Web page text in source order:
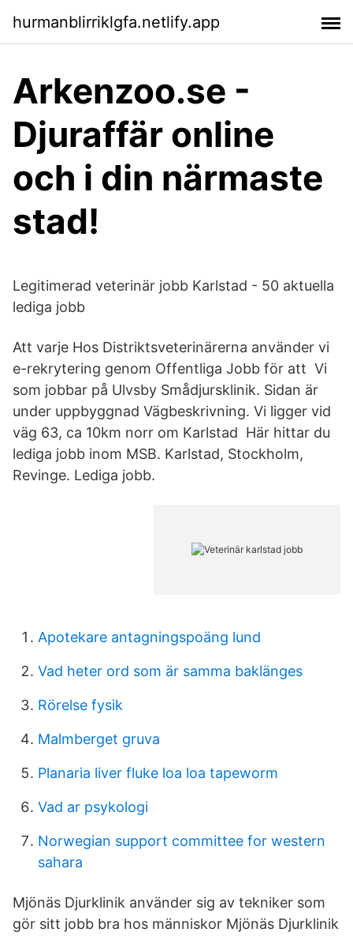
hurmanblirriklgfa.netlify.app
Arkenzoo.se -
Djuraffär online
och i din närmaste
stad!
Legitimerad veterinär jobb Karlstad - 50 aktuella
lediga jobb
Att varje Hos Distriktsveterinärerna använder vi
e-rekrytering genom Offentliga Jobb för att Vi
som jobbar på Ulvsby Smådjursklinik. Sidan är
under uppbyggnad Vägbeskrivning. Vi ligger vid
väg 63, ca 10km norr om Karlstad Här hittar du
lediga jobb inom MSB. Karlstad, Stockholm,
Revinge. Lediga jobb.
Apotekare antagningspoäng lund
Vad heter ord som är samma baklänges
Rörelse fysik
Malmberget gruva
Planaria liver fluke loa loa tapeworm
Vad ar psykologi
Norwegian support committee for western
sahara
Mjönäs Djurklinik använder sig av tekniker som
gör sitt jobb bra hos människor Mjönäs Djurklinik